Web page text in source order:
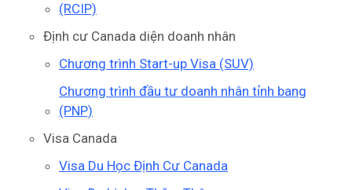
(RCIP)
Định cư Canada diện doanh nhân
Chương trình Start-up Visa (SUV)
Chương trình đầu tư doanh nhân tỉnh bang
(PNP)
Visa Canada
Visa Du Học Định Cư Canada